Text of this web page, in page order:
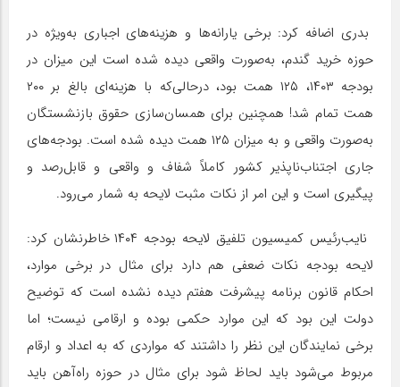
بدری اضافه کرد: برخی یارانه‌ها و هزینه‌های اجباری به‌ویژه در
حوزه خرید گندم، به‌صورت واقعی دیده شده است این میزان در
بودجه ۱۴۰۳، ۱۲۵ همت بود، درحالی‌که با هزینه‌ای بالغ بر ۲۰۰
همت تمام شد! همچنین برای همسان‌سازی حقوق بازنشستگان
به‌صورت واقعی و به میزان ۱۲۵ همت دیده شده است. بودجه‌های
جاری اجتناب‌ناپذیر کشور کاملاً شفاف و واقعی و قابل‌رصد و
پیگیری است و این امر از نکات مثبت لایحه به شمار می‌رود.
نایب‌رئیس کمیسیون تلفیق لایحه بودجه ۱۴۰۴ خاطرنشان کرد:
لایحه بودجه نکات ضعفی هم دارد برای مثال در برخی موارد،
احکام قانون برنامه پیشرفت هفتم دیده نشده است که توضیح
دولت این بود که این موارد حکمی بوده و ارقامی نیست؛ اما
برخی نمایندگان این نظر را داشتند که مواردی که به اعداد و ارقام
مربوط می‌شود باید لحاظ شود برای مثال در حوزه راه‌آهن باید